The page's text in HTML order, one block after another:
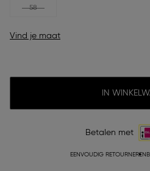
58
Vind je maat
IN
Betalen met
EENVOUDIG RETOURNEREN